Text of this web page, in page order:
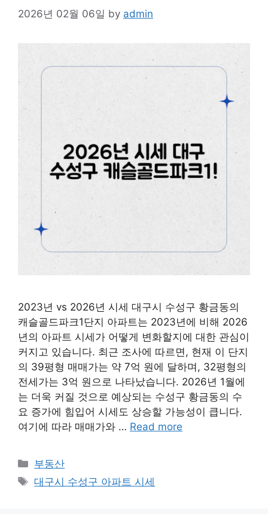
2026년 02월 06일 by admin
2023년 vs 2026년 시세 대구시 수성구 황금동의
캐슬골드파크1단지 아파트는 2023년에 비해 2026
년의 아파트 시세가 어떻게 변화할지에 대한 관심이
커지고 있습니다. 최근 조사에 따르면, 현재 이 단지
의 39평형 매매가는 약 7억 원에 달하며, 32평형의
전세가는 3억 원으로 나타났습니다. 2026년 1월에
는 더욱 커질 것으로 예상되는 수성구 황금동의 수
요 증가에 힘입어 시세도 상승할 가능성이 큽니다.
여기에 따라 매매가와 … Read more
Categories
부동산
Tags
대구시 수성구 아파트 시세